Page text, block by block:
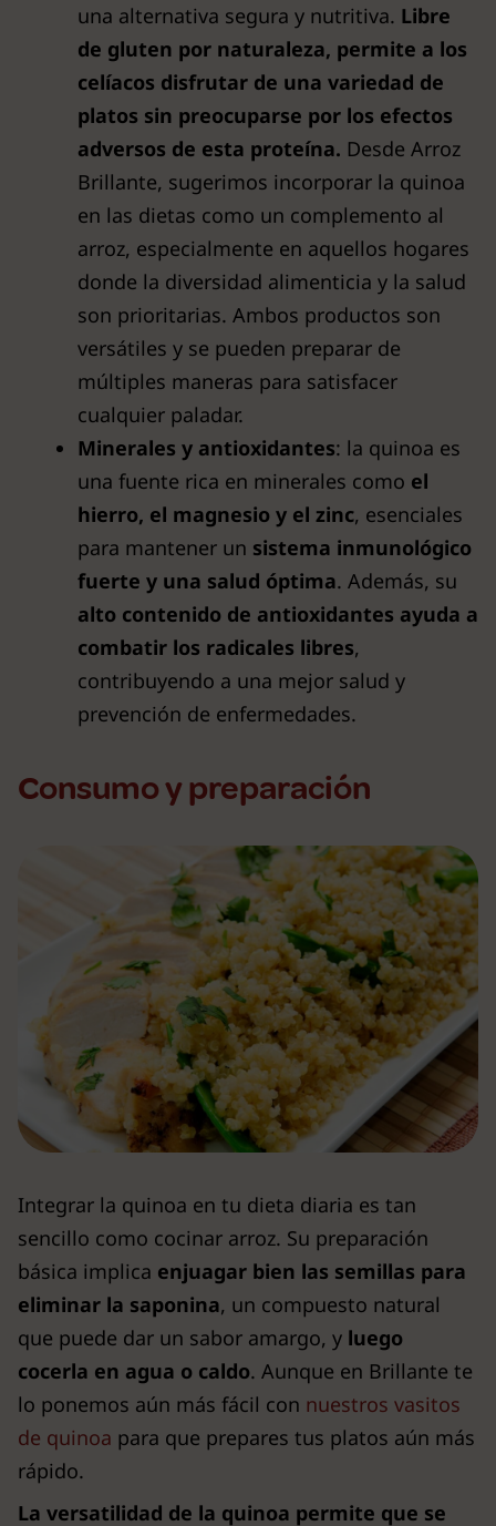
una alternativa segura y nutritiva. Libre
de gluten por naturaleza, permite a los
celíacos disfrutar de una variedad de
platos sin preocuparse por los efectos
adversos de esta proteína. Desde Arroz
Brillante, sugerimos incorporar la quinoa
en las dietas como un complemento al
arroz, especialmente en aquellos hogares
donde la diversidad alimenticia y la salud
son prioritarias. Ambos productos son
versátiles y se pueden preparar de
múltiples maneras para satisfacer
cualquier paladar.
Minerales y antioxidantes: la quinoa es
una fuente rica en minerales como el
hierro, el magnesio y el zinc, esenciales
para mantener un sistema inmunológico
fuerte y una salud óptima. Además, su
alto contenido de antioxidantes ayuda a
combatir los radicales libres,
contribuyendo a una mejor salud y
prevención de enfermedades.
Consumo y preparación
Integrar la quinoa en tu dieta diaria es tan
sencillo como cocinar arroz. Su preparación
básica implica enjuagar bien las semillas para
eliminar la saponina, un compuesto natural
que puede dar un sabor amargo, y luego
cocerla en agua o caldo. Aunque en Brillante te
lo ponemos aún más fácil con nuestros vasitos
de quinoa para que prepares tus platos aún más
rápido.
La versatilidad de la quinoa permite que se